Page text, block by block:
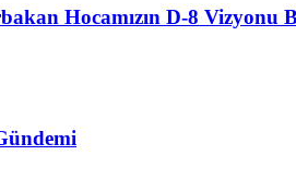
Hocamızın D-8 Vizyonu